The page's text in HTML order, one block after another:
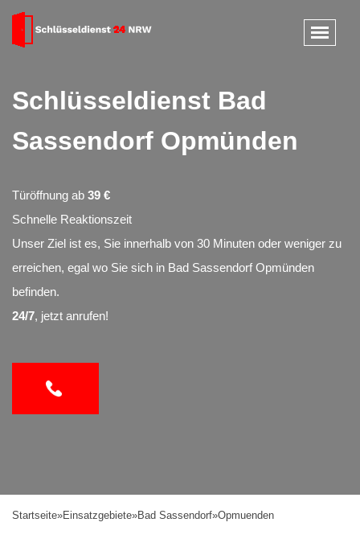
Schlüsseldienst Bad
Sassendorf Opmünden
Türöffnung ab 39 €
Schnelle Reaktionszeit
Unser Ziel ist es, Sie innerhalb von 30 Minuten oder weniger zu
erreichen, egal wo Sie sich in Bad Sassendorf Opmünden
befinden.
24/7, jetzt anrufen!
Startseite»Einsatzgebiete»Bad Sassendorf»Opmuenden